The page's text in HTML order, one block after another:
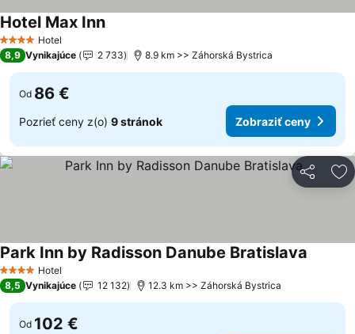
4 Počet hviezdičiek
Hotel
Hotel Max Inn
8,9 Vynikajúce 2 733 8.9 km >> Záhorská Bystrica
Od 86 €
Pozrieť ceny z(o) 9 stránok Zobraziť ceny
Zdieľať
4 Počet hviezdičiek
Hotel
Park Inn by Radisson Danube Bratislava
8,5 Vynikajúce 12 132 12.3 km >> Záhorská Bystrica
Od 102 €